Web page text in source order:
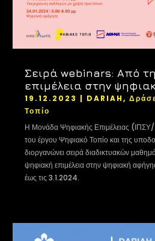
Σειρά webinars: Από
επιμέλεια στην
19.12.2023 | DARIAH,
Τοπίο
Η Μονάδα Ψηφιακής Επιμέλειας
του έργου Ψηφιακό Τοπίο και της
διοργανώνει σειρά διαδικτυακών
ψηφιακή επιμέλεια στην ψηφιακή
έως τις 3.1.2024.